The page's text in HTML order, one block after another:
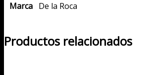
Marca De la Roca
Productos relacionados